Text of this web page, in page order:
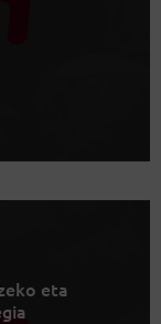
eta